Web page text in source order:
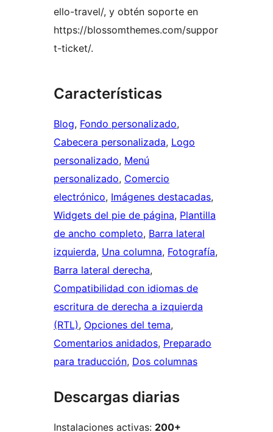
ello-travel/, y obtén soporte en
https://blossomthemes.com/suppor
t-ticket/.
Características
Blog, Fondo personalizado
Cabecera personalizada, Logo
personalizado, Menú
personalizado, Comercio
electrónico, Imágenes destacadas
Widgets del pie de página, Plantilla
de ancho completo, Barra lateral
izquierda, Una columna, Fotografía
Barra lateral derecha
Compatibilidad con idiomas de
escritura de derecha a izquierda
(RTL), Opciones del tema
Comentarios anidados, Preparado
para traducción, Dos columnas
Descargas diarias
Instalaciones activas: 200+